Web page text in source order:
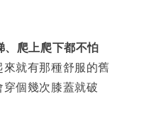
、爬上爬下都不怕
就有那種舒服的舊
個幾次膝蓋就破